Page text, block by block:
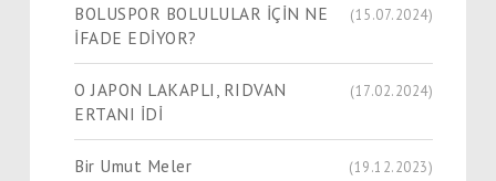
BOLUSPOR BOLULULAR İÇİN NE
İFADE EDİYOR?
(15.07.2024)
O JAPON LAKAPLI, RIDVAN
ERTANI İDİ
(17.02.2024)
Bir Umut Meler (19.12.2023)